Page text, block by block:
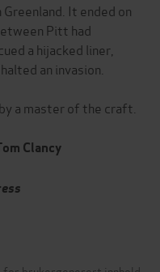
It ended on
Pitt had
a hijacked liner,
an invasion.
a master of the craft.
Clancy